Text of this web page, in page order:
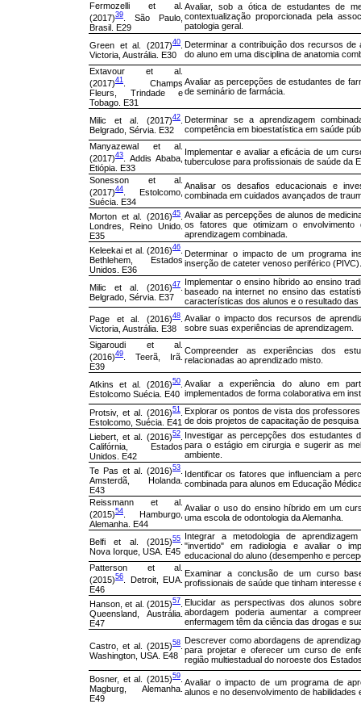
Fermozelli et al.
(2017)39 . São Paulo,
Brasil. E29
Avaliar, sob a ótica de estudantes de
contextualização proporcionada pela
patologia geral.
Green et al. (2017)40
Victoria, Austrália. E30
Determinar a contribuição dos recursos de
do aluno em uma disciplina de anatomia
Extavour et al.
(2017)41 . Champs
Fleurs, Trindade e
Tobago. E31
Avaliar as percepções de estudantes de
de seminário de farmácia.
Milic et al. (2017)42
Belgrado, Sérvia. E32
Determinar se a aprendizagem
competência em bioestatística em saúde
Manyazewal et al.
(2017)43 . Addis Ababa,
Etiópia. E33
Implementar e avaliar a eficácia de um
tuberculose para profissionais de saúde da
Sonesson et al.
(2017)44 . Estolcomo,
Suécia. E34
Analisar os desafios educacionais e
combinada em cuidados avançados de
Morton et al. (2016)45
Londres, Reino Unido.
E35
Avaliar as percepções de alunos de
os fatores que otimizam o
aprendizagem combinada.
Keleekai et al. (2016)46
Bethlehem, Estados
Unidos. E36
Determinar o impacto de um programa
inserção de cateter venoso periférico (PIVC).
Milic et al. (2016)47
Belgrado, Sérvia. E37
Implementar o ensino híbrido ao ensino
baseado na internet no ensino das
características dos alunos e o resultado
Page et al. (2016)48
Victoria, Austrália. E38
Avaliar o impacto dos recursos de
sobre suas experiências de aprendizagem.
Sigaroudi et al.
(2016)49 . Teerã, Irã.
E39
Compreender as experiências dos
relacionadas ao aprendizado misto.
Atkins et al. (2016)50
Estolcomo Suécia. E40
Avaliar a experiência do aluno em
implementados de forma colaborativa em
Protsiv, et al. (2016)51
Estolcomo, Suécia. E41
Explorar os pontos de vista dos
de dois projetos de capacitação de
Liebert, et al. (2016)52
Califórnia, Estados
Unidos. E42
Investigar as percepções dos estudantes
para o estágio em cirurgia e sugerir as
ambiente.
Te Pas et al. (2016)53
Amsterdã, Holanda.
E43
Identificar os fatores que influenciam a
combinada para alunos em Educação
Reissmann et al.
(2015)54 . Hamburgo,
Alemanha. E44
Avaliar o uso do ensino híbrido em um
uma escola de odontologia da Alemanha.
Belfi et al. (2015)55
Nova Iorque, USA. E45
Integrar a metodologia de
"invertido" em radiologia e avaliar o
educacional do aluno (desempenho e
Patterson et al.
(2015)56 . Detroit, EUA.
E46
Examinar a conclusão de um curso
profissionais de saúde que tinham interesse
Hanson, et al. (2015)57
Queensland, Austrália.
E47
Elucidar as perspectivas dos alunos
abordagem poderia aumentar a
enfermagem têm da ciência das drogas e
Castro, et al. (2015)58
Washington, USA. E48
Descrever como abordagens de
para projetar e oferecer um curso de
região multiestadual do noroeste dos
Bosner, et al. (2015)59
Magburg, Alemanha.
E49
Avaliar o impacto de um programa de
alunos e no desenvolvimento de habilidades